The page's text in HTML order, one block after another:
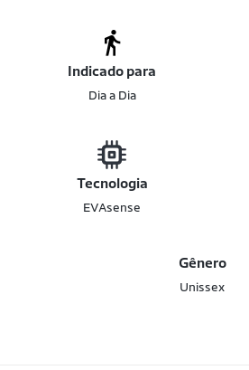
Indicado para
Dia a Dia
Tecnologia
EVAsense
Gênero
Unissex